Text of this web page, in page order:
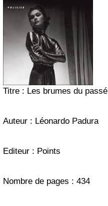
Titre : Les brumes du passé
Auteur : Léonardo Padura
Editeur : Points
Nombre de pages : 434